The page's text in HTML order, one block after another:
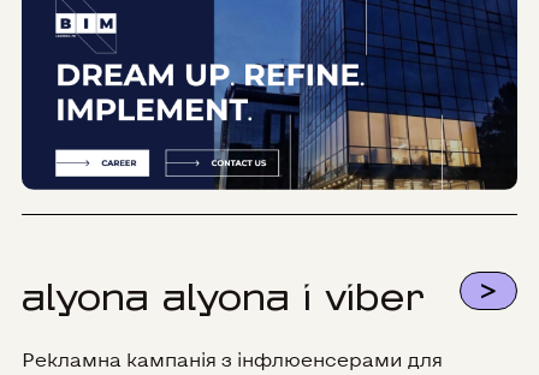
>
alyona alyona і viber
Рекламна кампанія з інфлюенсерами для